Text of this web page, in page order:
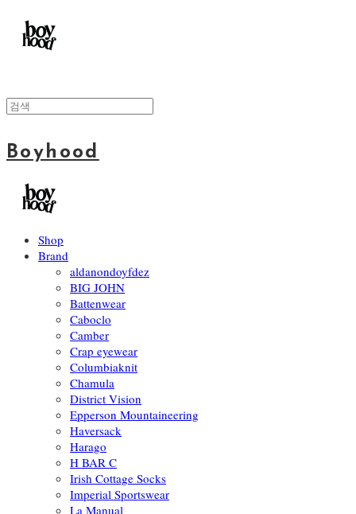
Boyhood
Shop
Brand
aldanondoyfdez
BIG JOHN
Battenwear
Caboclo
Camber
Crap eyewear
Columbiaknit
Chamula
District Vision
Epperson Mountaineering
Haversack
Harago
H BAR C
Irish Cottage Socks
Imperial Sportswear
La Manual